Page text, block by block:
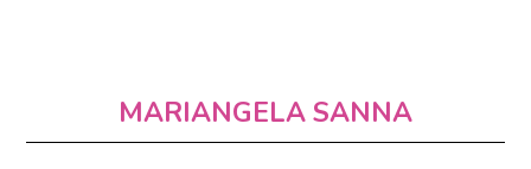
MARIANGELA SANNA